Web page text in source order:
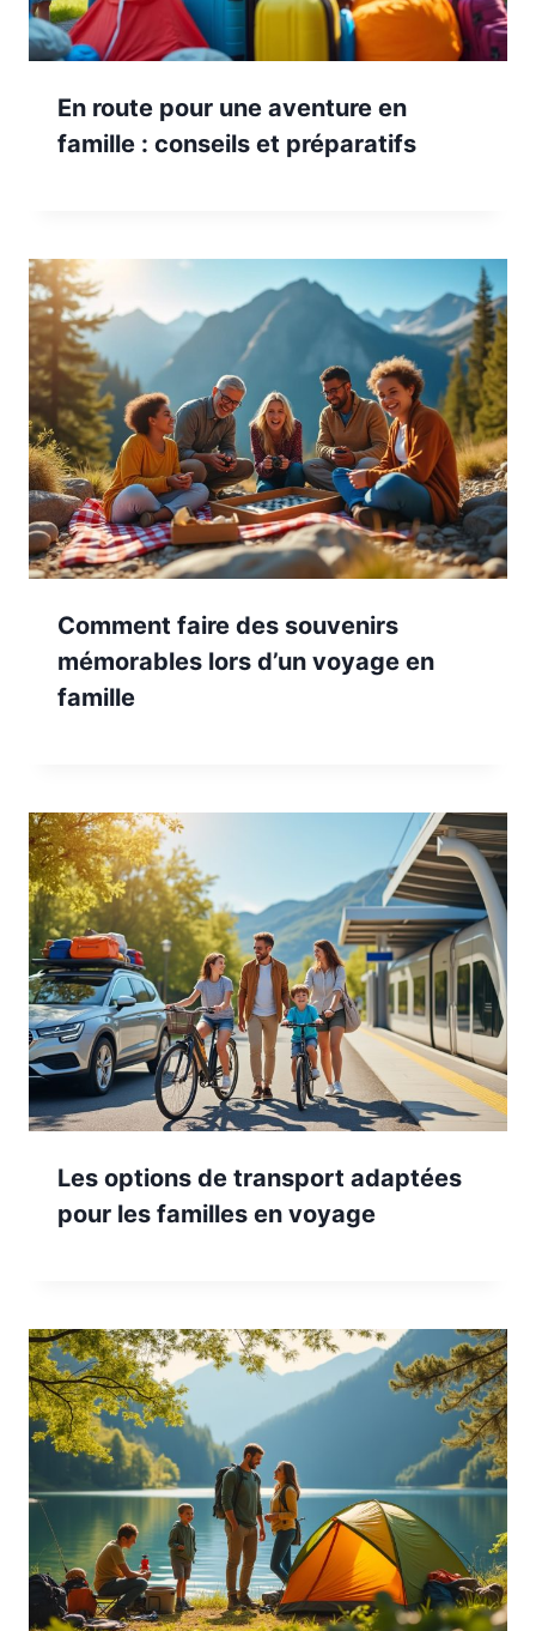
En route pour une aventure en
famille : conseils et préparatifs
Comment faire des souvenirs
mémorables lors d’un voyage en
famille
Les options de transport adaptées
pour les familles en voyage